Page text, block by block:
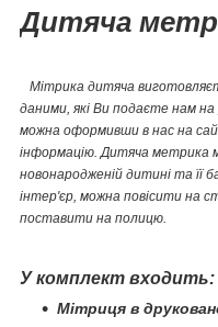
Дитяча
Мітрика дитяча
даними, які Ви подаєте нам на
можна оформивши в нас на
інформацію. Дитяча метрика
новонародженій дитині та її
інтер'єр, можна повісити на
поставити на полицю.
У комплект входить:
Мітриця в